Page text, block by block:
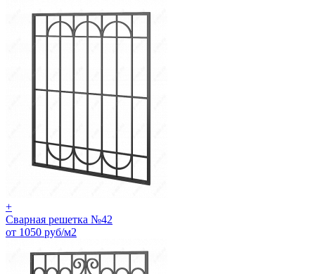
+
Сварная решетка №42
от 1050 руб/м2